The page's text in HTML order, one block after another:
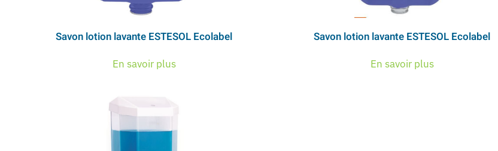
Savon lotion lavante ESTESOL Ecolabel
En savoir plus
Savon lotion lavante ESTESOL Ecolabel
En savoir plus